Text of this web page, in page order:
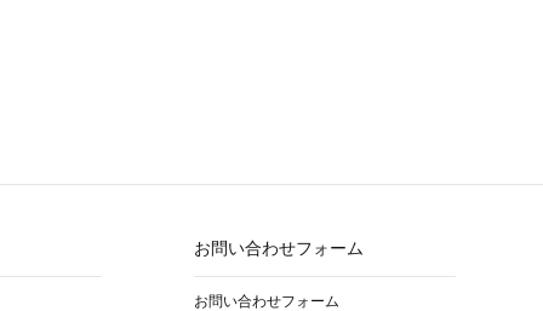
お問い合わせフォーム
お問い合わせフォーム